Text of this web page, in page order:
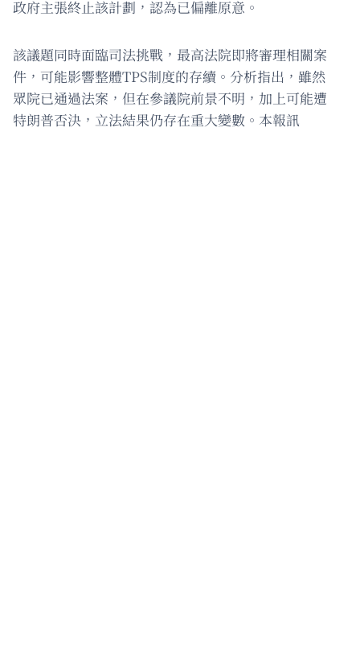
政府主張終止該計劃，認為已偏離原意。
該議題同時面臨司法挑戰，最高法院即將審理相關案
件，可能影響整體TPS制度的存續。分析指出，雖然
眾院已通過法案，但在參議院前景不明，加上可能遭
特朗普否決，立法結果仍存在重大變數。本報訊